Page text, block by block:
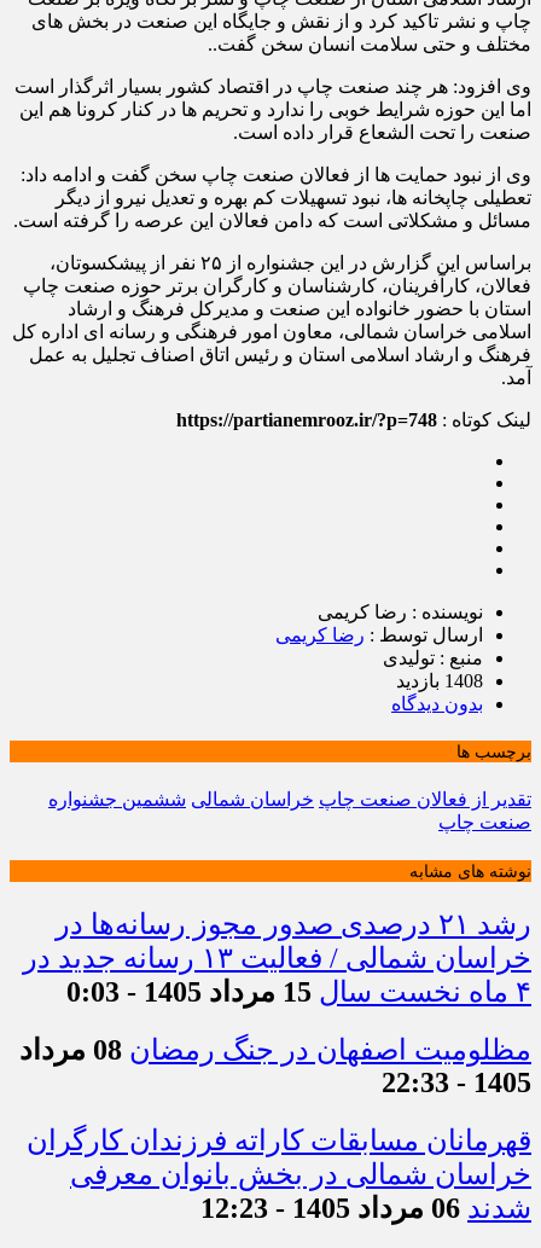
چاپ و نشر تاکید کرد و از نقش و جایگاه این صنعت در بخش های
مختلف و حتی سلامت انسان سخن گفت..
وی افزود: هر چند صنعت چاپ در اقتصاد کشور بسیار اثرگذار است
اما این حوزه شرایط خوبی را ندارد و تحریم ها در کنار کرونا هم این
صنعت را تحت الشعاع قرار داده است.
وی از نبود حمایت ها از فعالان صنعت چاپ سخن گفت و ادامه داد:
تعطیلی چاپخانه ها، نبود تسهیلات کم بهره و تعدیل نیرو از دیگر
مسائل و مشکلاتی است که دامن فعالان این عرصه را گرفته است.
براساس این گزارش در این جشنواره از ۲۵ نفر از پیشکسوتان،
فعالان، کارآفرینان، کارشناسان و کارگران برتر حوزه صنعت چاپ
استان با حضور خانواده این صنعت و مدیرکل فرهنگ و ارشاد
اسلامی خراسان شمالی، معاون امور فرهنگی و رسانه ای اداره کل
فرهنگ و ارشاد اسلامی استان و رئیس اتاق اصناف تجلیل به عمل
آمد.
لینک کوتاه : https://partianemrooz.ir/?p=748
نویسنده : رضا کریمی
ارسال توسط : رضا کریمی
منبع : تولیدی
1408 بازدید
بدون دیدگاه
برچسب ها
تقدیر از فعالان صنعت چاپ خراسان شمالی ششمین جشنواره
صنعت چاپ
نوشته های مشابه
رشد ۲۱ درصدی صدور مجوز رسانه‌ها در
خراسان شمالی / فعالیت ۱۳ رسانه جدید در
۴ ماه نخست سال
15 مرداد 1405 - 0:03
مظلومیت اصفهان در جنگ رمضان
08 مرداد
1405 - 22:33
قهرمانان مسابقات کاراته فرزندان کارگران
خراسان شمالی در بخش بانوان معرفی
شدند 06 مرداد 1405 - 12:23